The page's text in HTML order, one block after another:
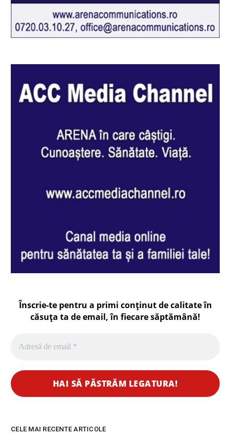
Înscrie-te pentru a primi conținut de calitate în
căsuța ta de email, în fiecaresăptămână!
CELE MAI RECENTE ARTICOLE